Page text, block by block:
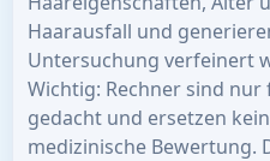
Haarausfall und
Untersuchung verfeinert
Wichtig: Rechner sind
gedacht und ersetzen
medizinische Bewertung.